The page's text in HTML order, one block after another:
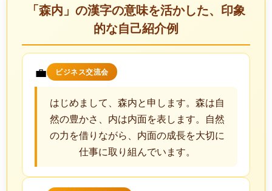
「森内」の漢字の意味を活かした、印象
的な自己紹介例
💼 ビジネス交流会
はじめまして、森内と申します。森は自
然の豊かさ、内は内面を表します。自然
の力を借りながら、内面の成長を大切に
仕事に取り組んでいます。